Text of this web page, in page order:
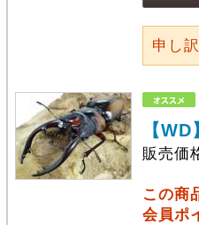
申し
【
販売価
この商
会員ポ